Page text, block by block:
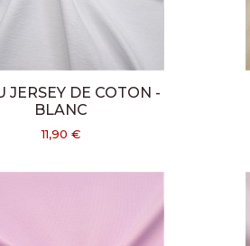
JERSEY DE COTON -
BLANC
11,90 €